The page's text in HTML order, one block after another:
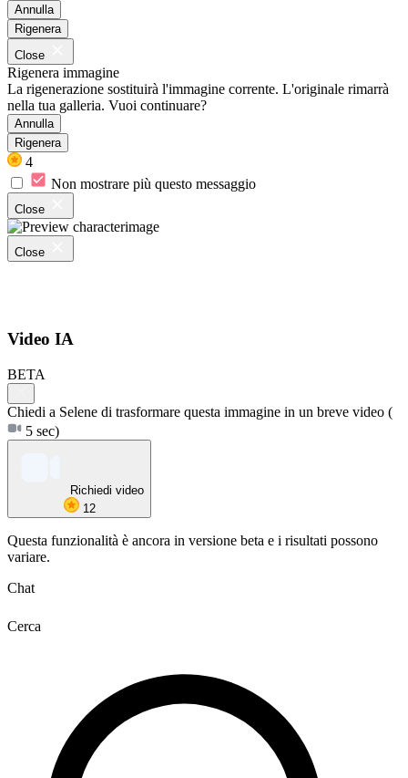
Annulla
Rigenera
Close
Rigenera immagine
La rigenerazione sostituirà l'immagine corrente. L'originale rimarrà
nella tua galleria. Vuoi continuare?
Annulla
Rigenera
4
Non mostrare più questo messaggio
Close
Close
Video IA
BETA
Chiedi a Selene di trasformare questa immagine in un breve video (
5 sec)
Richiedi video
12
Questa funzionalità è ancora in versione beta e i risultati possono
variare.
Chat
Cerca